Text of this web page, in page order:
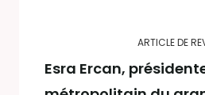
ARTICLE DE
Esra Ercan,